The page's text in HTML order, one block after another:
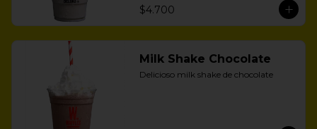
$4.700
Milk Shake Chocolate
Delicioso milk shake de chocolate